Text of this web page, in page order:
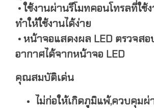
• ใช้งานผ่านรีโมทคอนโทรลที่ใช้
ทำให้ใช้งานได้ง่าย
• หน้าจอแสดงผล LED ตรวจส
อากาศได้จากหน้าจอ LED
คุณสมบัติเด่น
ไม่ก่อให้เกิดภูมิแพ้,ควบคุมผ่